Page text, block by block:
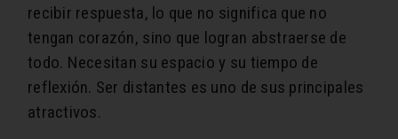
recibir respuesta, lo que no significa que no
tengan corazón, sino que logran abstraerse de
todo. Necesitan su espacio y su tiempo de
reflexión. Ser distantes es uno de sus principales
atractivos.